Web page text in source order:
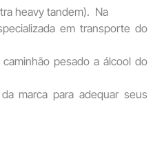
heavy tandem). Na
em transporte do
pesado a álcool do
marca para adequar seus